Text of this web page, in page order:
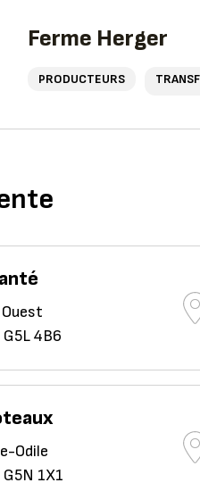
Ferme Herger
PRODUCTEURS
4B6
Odile
1X1